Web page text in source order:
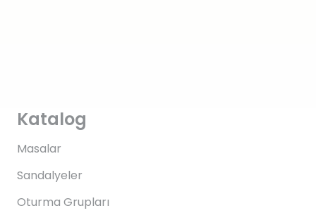
Katalog
Masalar
Sandalyeler
Oturma Grupları